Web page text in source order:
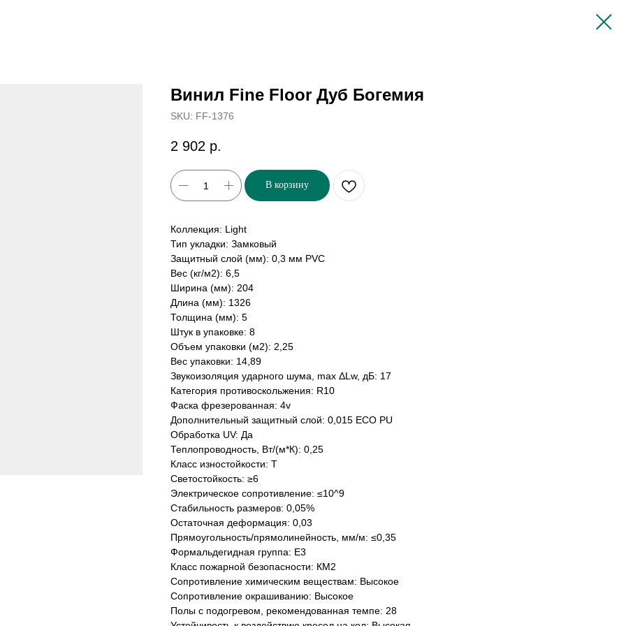
Винил Fine Floor Дуб Богемия
SKU: FF-1376
2 902 р.
В корзину
Коллекция: Light
Тип укладки: Замковый
Защитный слой (мм): 0,3 мм PVC
Вес (кг/м2): 6,5
Ширина (мм): 204
Длина (мм): 1326
Толщина (мм): 5
Штук в упаковке: 8
Объем упаковки (м2): 2,25
Вес упаковки: 14,89
Звукоизоляция ударного шума, max ΔLw, дБ: 17
Категория противоскольжения: R10
Фаска фрезерованная: 4v
Дополнительный защитный слой: 0,015 ECO PU
Обработка UV: Да
Теплопроводность, Вт/(м*К): 0,25
Класс изностойкости: Т
Светостойкость: ≥6
Электрическое сопротивление: ≤10^9
Стабильность размеров: 0,05%
Остаточная деформация: 0,03
Прямоугольность/прямолинейность, мм/м: ≤0,35
Формальдегидная группа: Е3
Класс пожарной безопасности: КМ2
Сопротивление химическим веществам: Высокое
Сопротивление окрашиванию: Высокое
Полы с подогревом, рекомендованная темпе: 28